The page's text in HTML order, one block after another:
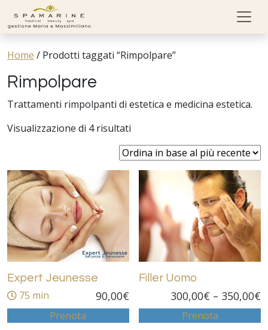
Skip to content
Home / Prodotti taggati “Rimpolpare”
Rimpolpare
Trattamenti rimpolpanti di estetica e medicina estetica.
Visualizzazione di 4 risultati
Expert Jeunesse
75 min 90,00€
Prenota
Filler Uomo
300,00€ – 350,00€
Prenota